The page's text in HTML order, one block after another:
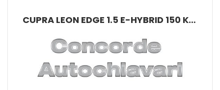
CUPRA LEON EDGE 1.5 E-HYBRID 150 KW (204 CV) PHEV DSG 6 MARCE 2WD